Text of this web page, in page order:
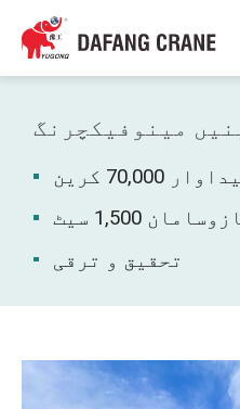
مینوفیکچرنگ
70,000 کرین
1,500 سیٹ
تحقیق و ترقی
हिन्दी
Bahasa Indonesia
Bahasa Melayu
简体中文
বাংলা
فارسی
Pilipino
Беларуская мова